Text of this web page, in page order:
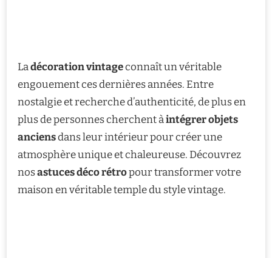
Ladécoration vintageconnaît un véritable
engouement ces dernières années. Entre
nostalgie et recherche d’authenticité, de plus en
plus de personnes cherchent àintégrer objets
anciensdans leur intérieur pour créer une
atmosphère unique et chaleureuse. Découvrez
nosastuces déco rétropour transformer votre
maison en véritable temple du style vintage.